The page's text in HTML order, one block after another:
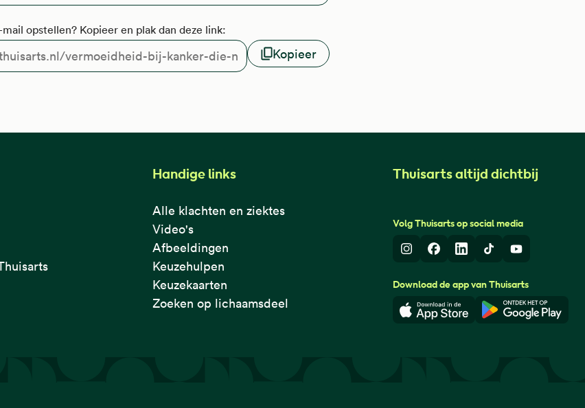
opstellen? Kopieer en plak dan deze link:
Kopieer
Handige links
Alle klachten en ziektes
Video's
Afbeeldingen
Keuzehulpen
Keuzekaarten
Zoeken op lichaamsdeel
Thuisarts altijd dichtbij
Volg Thuisarts op social media
InstagramFacebook
LinkedInTikTokYoutube
Download de app van Thuisarts
Download in de App Store
Download